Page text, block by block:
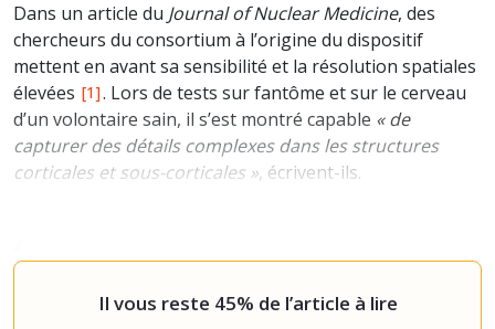
Dans un article du Journal of Nuclear Medicine, des
chercheurs du consortium à l’origine du dispositif
mettent en avant sa sensibilité et la résolution spatiales
élevées [1]. Lors de tests sur fantôme et sur le cerveau
d’un volontaire sain, il s’est montré capable « de
capturer des détails complexes dans les structures
corticales et sous-corticales », écrivent-ils.
tumeurs de la têt
Il vous reste 45% de l’article à lire